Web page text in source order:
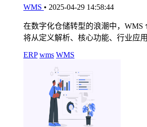
WMS • 2025-04-29 14:58:44
在数字化仓储转型的浪潮中，
将从定义解析、核心功能、行业应
ERP wms WMS